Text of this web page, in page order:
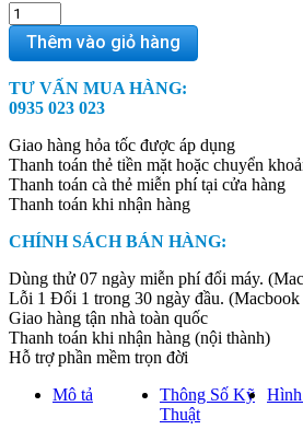
iMac
M3
2023
inch
4.5K
Pink
/
8
CPU
10
/
8GB
/
512GB
SSD
quantity
Thêm vào giỏ hàng
TƯ VẤN MUA HÀNG:
0935 023 023
Giao hàng hỏa tốc được áp dụng
Thanh toán thẻ tiền mặt hoặc chuyển
Thanh toán cà thẻ miễn phí tại cửa hàng
Thanh toán khi nhận hàng
CHÍNH SÁCH BÁN HÀNG:
Dùng thử 07 ngày miễn phí đổi máy.
Lỗi 1 Đổi 1 trong 30 ngày đầu.
Giao hàng tận nhà toàn quốc
Thanh toán khi nhận hàng (nội thành)
Hỗ trợ phần mềm trọn đời
Mô tả
Thông Số Kỹ
Thuật